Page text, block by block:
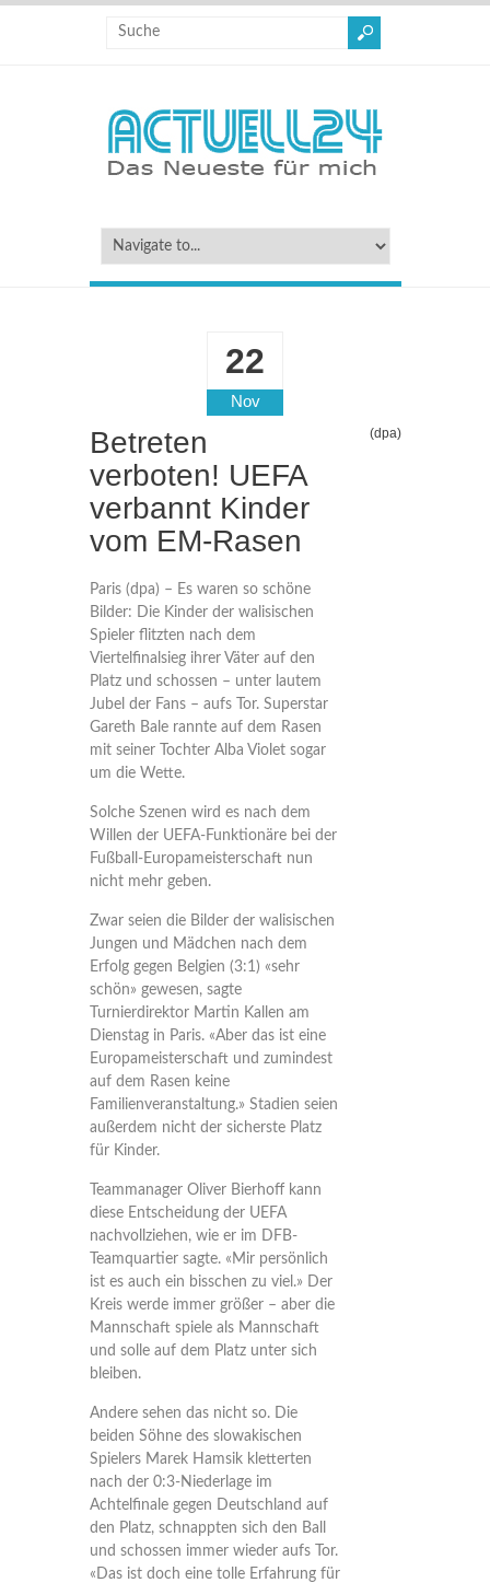
22
Nov
Betreten
verboten! UEFA
verbannt Kinder
vom EM-Rasen
(dpa)
Paris (dpa) – Es waren so schöne
Bilder: Die Kinder der walisischen
Spieler flitzten nach dem
Viertelfinalsieg ihrer Väter auf den
Platz und schossen – unter lautem
Jubel der Fans – aufs Tor. Superstar
Gareth Bale rannte auf dem Rasen
mit seiner Tochter Alba Violet sogar
um die Wette.
Solche Szenen wird es nach dem
Willen der UEFA-Funktionäre bei der
Fußball-Europameisterschaft nun
nicht mehr geben.
Zwar seien die Bilder der walisischen
Jungen und Mädchen nach dem
Erfolg gegen Belgien (3:1) «sehr
schön» gewesen, sagte
Turnierdirektor Martin Kallen am
Dienstag in Paris. «Aber das ist eine
Europameisterschaft und zumindest
auf dem Rasen keine
Familienveranstaltung.» Stadien seien
außerdem nicht der sicherste Platz
für Kinder.
Teammanager Oliver Bierhoff kann
diese Entscheidung der UEFA
nachvollziehen, wie er im DFB-
Teamquartier sagte. «Mir persönlich
ist es auch ein bisschen zu viel.» Der
Kreis werde immer größer – aber die
Mannschaft spiele als Mannschaft
und solle auf dem Platz unter sich
bleiben.
Andere sehen das nicht so. Die
beiden Söhne des slowakischen
Spielers Marek Hamsik kletterten
nach der 0:3-Niederlage im
Achtelfinale gegen Deutschland auf
den Platz, schnappten sich den Ball
und schossen immer wieder aufs Tor.
«Das ist doch eine tolle Erfahrung für